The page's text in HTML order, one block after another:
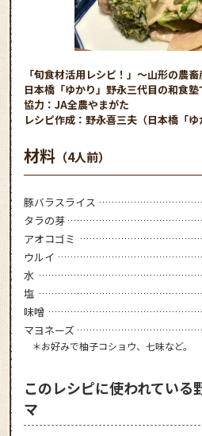
「旬食材活用レシピ！」～山形の農
日本橋「ゆかり」野永三代目の和食塾
協力：JA全農やまがた
レシピ作成：野永喜三夫（日本橋「ゆ
材料 （4人前）
豚バラスライス
タラの芽
アオコゴミ
ウルイ
水
塩
味噌
マヨネーズ
＊お好みで柚子コショウ、七味など。
このレシピに使われている
マ